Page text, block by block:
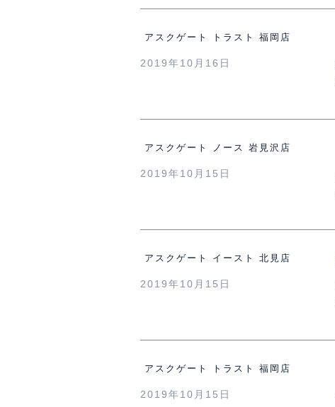
アスクゲート トラスト 福岡店
2019年10月16日
アスクゲート ノース 岩見沢店
2019年10月15日
アスクゲート イースト 北見店
2019年10月15日
アスクゲート トラスト 福岡店
2019年10月15日